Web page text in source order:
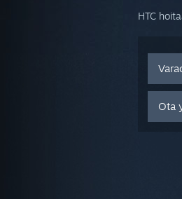
HTC
Ota